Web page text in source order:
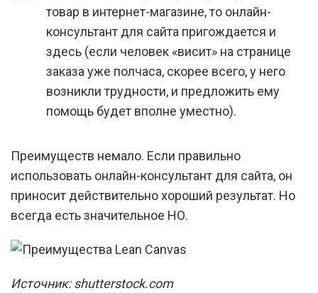
товар в интернет-магазине, то онлайн-
консультант для сайта пригождается и
здесь (если человек «висит» на странице
заказа уже полчаса, скорее всего, у него
возникли трудности, и предложить ему
помощь будет вполне уместно).
Преимуществ немало. Если правильно
использовать онлайн-консультант для сайта, он
приносит действительно хороший результат. Но
всегда есть значительное НО.
Источник: shutterstock.com